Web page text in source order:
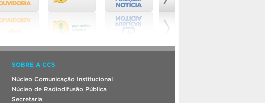
SOBRE A CCS
Núcleo Comunicação Institucional
Núcleo de Radiodifusão Pública
Secretaria